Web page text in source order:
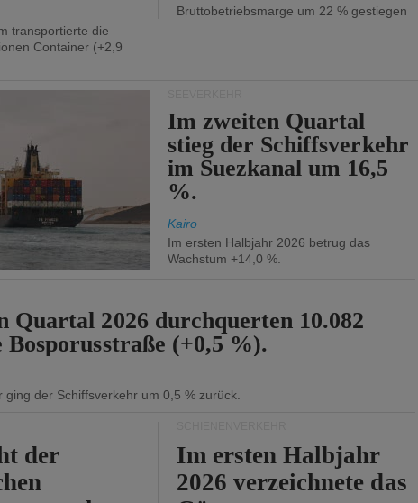
transportierte die
Container (+2,9
Bruttobetriebsmarge um 22 % gestiegen
Im zweiten Quartal
stieg der Schiffsverkehr
im Suezkanal um 16,5
%.
Kairo
Im ersten Halbjahr 2026 betrug das
Wachstum +14,0 %.
Quartal 2026 durchquerten 10.082
Bosporusstraße (+0,5 %).
ging der Schiffsverkehr um 0,5 % zurück.
der
Im ersten Halbjahr
2026 verzeichnete das